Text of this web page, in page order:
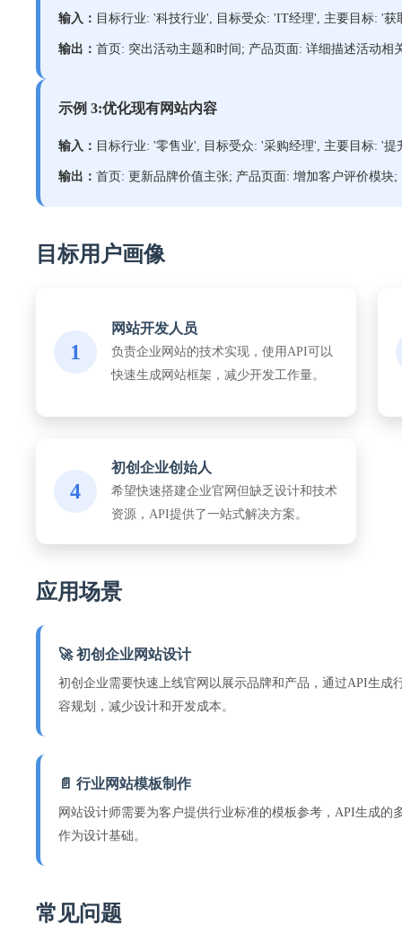
输入： 目标行业: '科技行业', 目标受众: 'IT经理', 主要目标: '
输出： 首页: 突出活动主题和时间; 产品页面: 详细描述活动
示例 3:优化现有网站内容
输入： 目标行业: '零售业', 目标受众: '采购经理', 主要目标: '
输出： 首页: 更新品牌价值主张; 产品页面: 增加客户评价模
目标用户画像
1
网站开发人员
负责企业网站的技术实现，使用API可以
快速生成网站框架，减少开发工作量。
4
初创企业创始人
希望快速搭建企业官网但缺乏设计和技术
资源，API提供了一站式解决方案。
应用场景
🚀 初创企业网站设计
初创企业需要快速上线官网以展示品牌和产品，通过API生成
容规划，减少设计和开发成本。
📄 行业网站模板制作
网站设计师需要为客户提供行业标准的模板参考，API生成的
作为设计基础。
常见问题